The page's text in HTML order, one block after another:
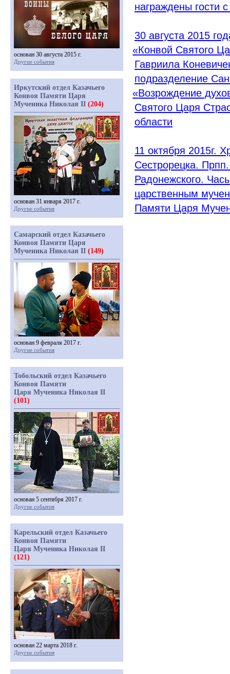
награждены гости
30 августа 2015
«Конвой Святого
Гавриила
подразделение
«Возрождение
Святого Царя
области
11 октября 2015г.
Сестрорецка.
Радонежского.
царственным
Памяти Царя
основан 30 августа 2015 г.
Другие события
Иркутский отдел Казачьего
Конвоя Памяти Царя
Мученика Николая II (204)
основан 31 января 2017 г.
Другие события
Самарский отдел Казачьего
Конвоя Памяти Царя
Мученика Николая II (149)
основан 9 февраля 2017 г.
Другие события
Тобольский отдел Казачьего
Конвоя Памяти
Царя Мученика Николая II
(101)
основан 5 сентября 2017 г.
Другие события
Карельский отдел Казачьего
Конвоя Памяти
Царя Мученика Николая II
(121)
основан 22 марта 2018 г.
Другие события